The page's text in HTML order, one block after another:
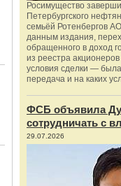
Росимущество
Петербургского
семьёй Ротенбергов
данным издания,
обращенного в доход
из реестра
условия сделки —
передача и на каких
ФСБ объявила
сотрудничать с
29.07.2026